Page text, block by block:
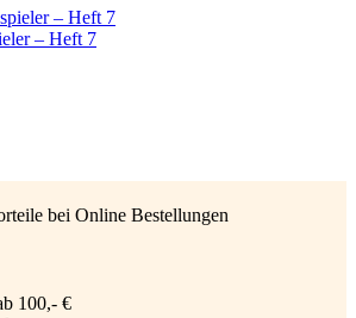
– Heft 7
bei Online Bestellungen
100,- €